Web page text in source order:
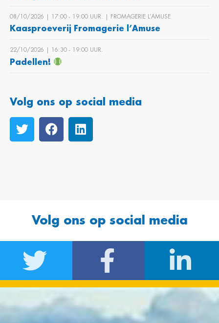
08/10/2026 | 17:00 ‐ 19:00 UUR. | FROMAGERIE L’AMUSE
Kaasproeverij Fromagerie l’Amuse
22/10/2026 | 16:30 ‐ 19:00 UUR.
Padellen!
Volg ons op social media
Volg ons op social media